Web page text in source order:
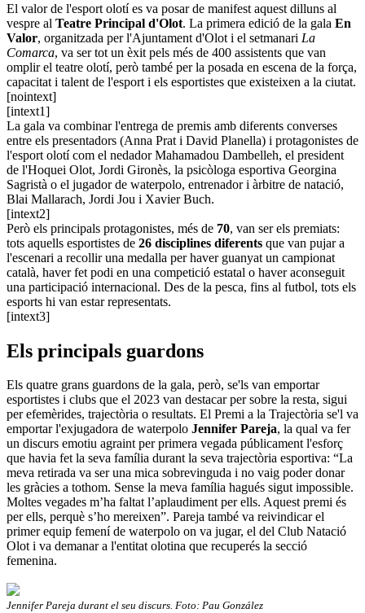
El valor de l'esport olotí es va posar de manifest aquest dilluns al
vespre al Teatre Principal d'Olot. La primera edició de la gala En
Valor, organitzada per l'Ajuntament d'Olot i el setmanari La
Comarca, va ser tot un èxit pels més de 400 assistents que van
omplir el teatre olotí, però també per la posada en escena de la força,
capacitat i talent de l'esport i els esportistes que existeixen a la ciutat.
[nointext]
[intext1]
La gala va combinar l'entrega de premis amb diferents converses
entre els presentadors (Anna Prat i David Planella) i protagonistes de
l'esport olotí com el nedador Mahamadou Dambelleh, el president
de l'Hoquei Olot, Jordi Gironès, la psicòloga esportiva Georgina
Sagristà o el jugador de waterpolo, entrenador i àrbitre de natació,
Blai Mallarach, Jordi Jou i Xavier Buch.
[intext2]
Però els principals protagonistes, més de 70, van ser els premiats:
tots aquells esportistes de 26 disciplines diferents que van pujar a
l'escenari a recollir una medalla per haver guanyat un campionat
català, haver fet podi en una competició estatal o haver aconseguit
una participació internacional. Des de la pesca, fins al futbol, tots els
esports hi van estar representats.
[intext3]
Els principals guardons
Els quatre grans guardons de la gala, però, se'ls van emportar
esportistes i clubs que el 2023 van destacar per sobre la resta, sigui
per efemèrides, trajectòria o resultats. El Premi a la Trajectòria se'l va
emportar l'exjugadora de waterpolo Jennifer Pareja, la qual va fer
un discurs emotiu agraint per primera vegada públicament l'esforç
que havia fet la seva família durant la seva trajectòria esportiva: “La
meva retirada va ser una mica sobrevinguda i no vaig poder donar
les gràcies a tothom. Sense la meva família hagués sigut impossible.
Moltes vegades m’ha faltat l’aplaudiment per ells. Aquest premi és
per ells, perquè s’ho mereixen”. Pareja també va reivindicar el
primer equip femení de waterpolo on va jugar, el del Club Natació
Olot i va demanar a l'entitat olotina que recuperés la secció
femenina.
Jennifer Pareja durant el seu discurs. Foto: Pau González